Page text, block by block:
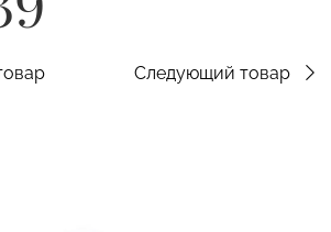
Следующий товар